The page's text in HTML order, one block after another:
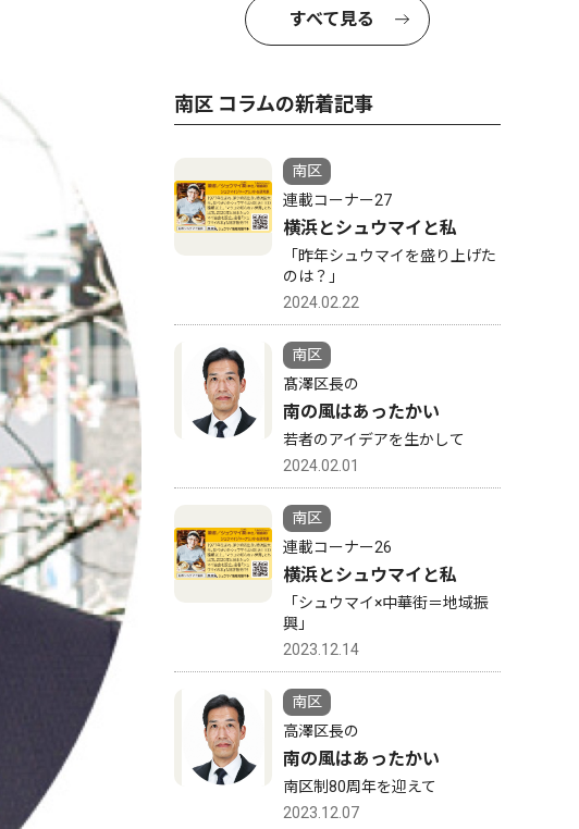
すべて見る
南区 コラムの新着記事
南区
連載コーナー27
横浜とシュウマイと私
「昨年シュウマイを盛り上げた
のは？」
2024.02.22
南区
髙澤区長の
南の風はあったかい
若者のアイデアを生かして
2024.02.01
南区
連載コーナー26
横浜とシュウマイと私
「シュウマイ×中華街＝地域振
興」
2023.12.14
南区
高澤区長の
南の風はあったかい
南区制80周年を迎えて
2023.12.07